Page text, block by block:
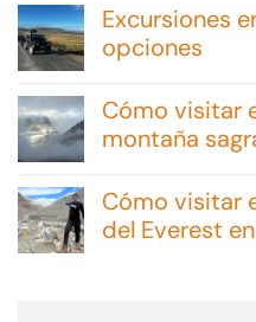
Excursiones
opciones
hay
comentarios
en
Excursiones
Malvinas:
consejos
y
opciones
Cómo visitar
montaña
hay
comentarios
en
Cómo
Cómo visitar
del Everest